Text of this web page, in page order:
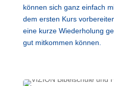
können sich ganz einfach
dem ersten Kurs
eine kurze Wiederholung
gut mitkommen können.